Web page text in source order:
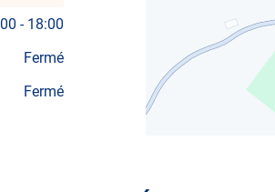
- 18:00
Fermé
Fermé